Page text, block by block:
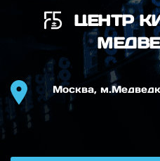
ЦЕНТР
Москва,